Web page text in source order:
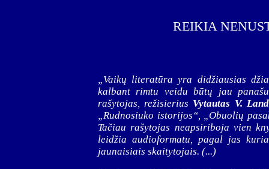
REIKIA
„Vaikų literatūra yra didžiausias
kalbant rimtu veidu būtų jau
rašytojas, režisierius Vytautas V.
„Rudnosiuko istorijos“, „Obuolių
Tačiau rašytojas neapsiriboja vien
leidžia audioformatu, pagal jas
jaunaisiais skaitytojais. (...)